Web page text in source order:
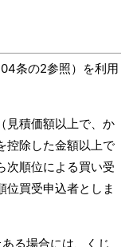
条の2参照）を利用
見積価額以上で、か
控除した金額以上で
次順位による買い受
位買受申込者としま
る場合には、くじ